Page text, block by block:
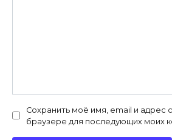
Сохранить моё имя, email и адрес
браузере для последующих моих